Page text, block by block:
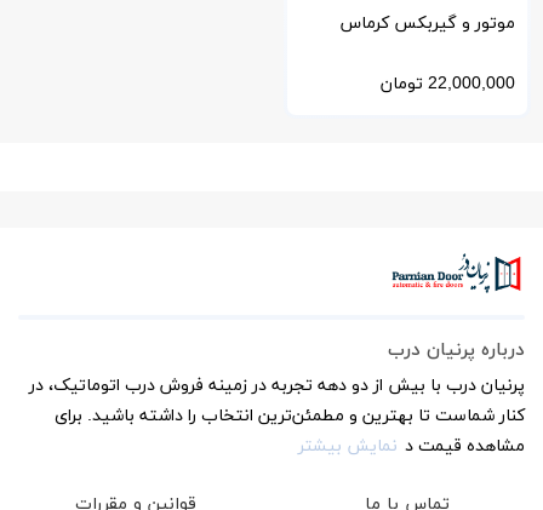
موتور و گیربکس کرماس
ترکیه مدل 100
22,000,000 تومان
درباره پرنیان درب
پرنیان درب با بیش از دو دهه تجربه در زمینه فروش درب اتوماتیک، در
کنار شماست تا بهترین و مطمئن‌ترین انتخاب را داشته باشید. برای
مشاهده قیمت د نمایش بیشتر
تماس با ما قوانین و مقررات